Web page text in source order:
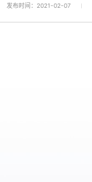
发布时间：2021-02-07